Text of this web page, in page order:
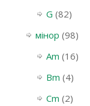
G (82)
мінор (98)
Am (16)
Bm (4)
Cm (2)